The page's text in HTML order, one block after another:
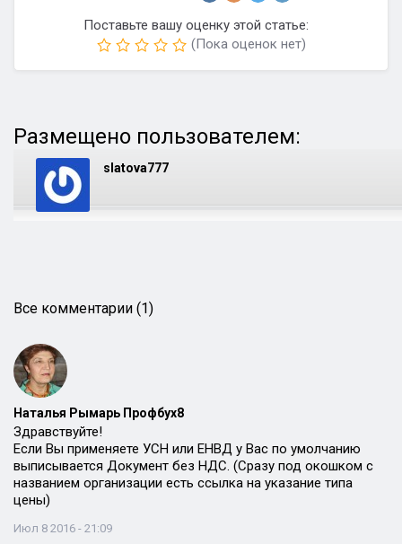
Поставьте вашу оценку этой статье:
(Пока оценок нет)
Размещено пользователем:
slatova777
Все комментарии (1)
Наталья Рымарь Профбух8
Здравствуйте!
Если Вы применяете УСН или ЕНВД у Вас по умолчанию
выписывается Документ без НДС. (Сразу под окошком с
названием организации есть ссылка на указание типа
цены)
Июл 8 2016 - 21:09